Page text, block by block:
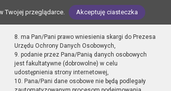
Twojej przeglądarce. Akceptuję ciasteczka
8. ma Pan/Pani prawo wniesienia skargi do Prezesa
Urzędu Ochrony Danych Osobowych,
9. podanie przez Pana/Panią danych osobowych
jest fakultatywne (dobrowolne) w celu
udostępnienia strony internetowej,
10. Pana/Pani dane osobowe nie będą podlegały